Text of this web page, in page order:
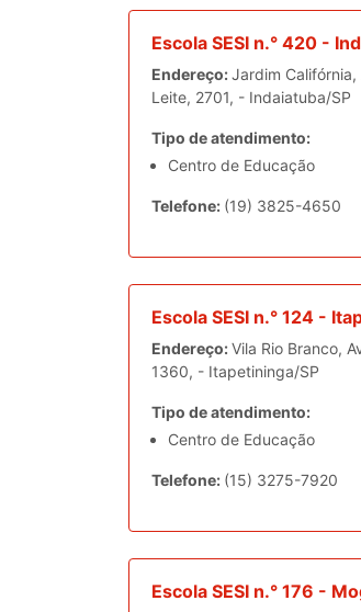
Escola SESI n.° 420 -
Endereço:Jardim Califórnia,
Leite, 2701, - Indaiatuba/SP
Tipo de atendimento:
Centro de Educação
Telefone: (19) 3825-4650
Escola SESI n.° 124 -
Endereço:Vila Rio Branco,
1360, - Itapetininga/SP
Tipo de atendimento:
Centro de Educação
Telefone: (15) 3275-7920
Escola SESI n.° 176 -